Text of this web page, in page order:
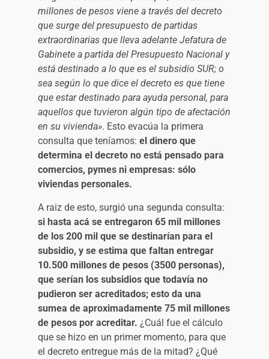
millones de pesos viene a través del decreto
que surge del presupuesto de partidas
extraordinarias que lleva adelante Jefatura de
Gabinete a partida del Presupuesto Nacional y
está destinado a lo que es el subsidio SUR; o
sea según lo que dice el decreto es que tiene
que estar destinado para ayuda personal, para
aquellos que tuvieron algún tipo de afectación
en su vivienda». Esto evacúa la primera
consulta que teníamos:el dinero que
determina el decreto no está pensado para
comercios, pymes ni empresas: sólo
viviendas personales.
A raiz de esto, surgió una segunda consulta:
si hasta acá se entregaron 65 mil millones
de los 200 mil que se destinarían para el
subsidio, y se estima que faltan entregar
10.500 millones de pesos (3500 personas),
que serían los subsidios que todavía no
pudieron ser acreditados; esto da una
sumea de aproximadamente 75 mil millones
de pesos por acreditar. ¿Cuál fue el cálculo
que se hizo en un primer momento, para que
el decreto entregue más de la mitad? ¿Qué